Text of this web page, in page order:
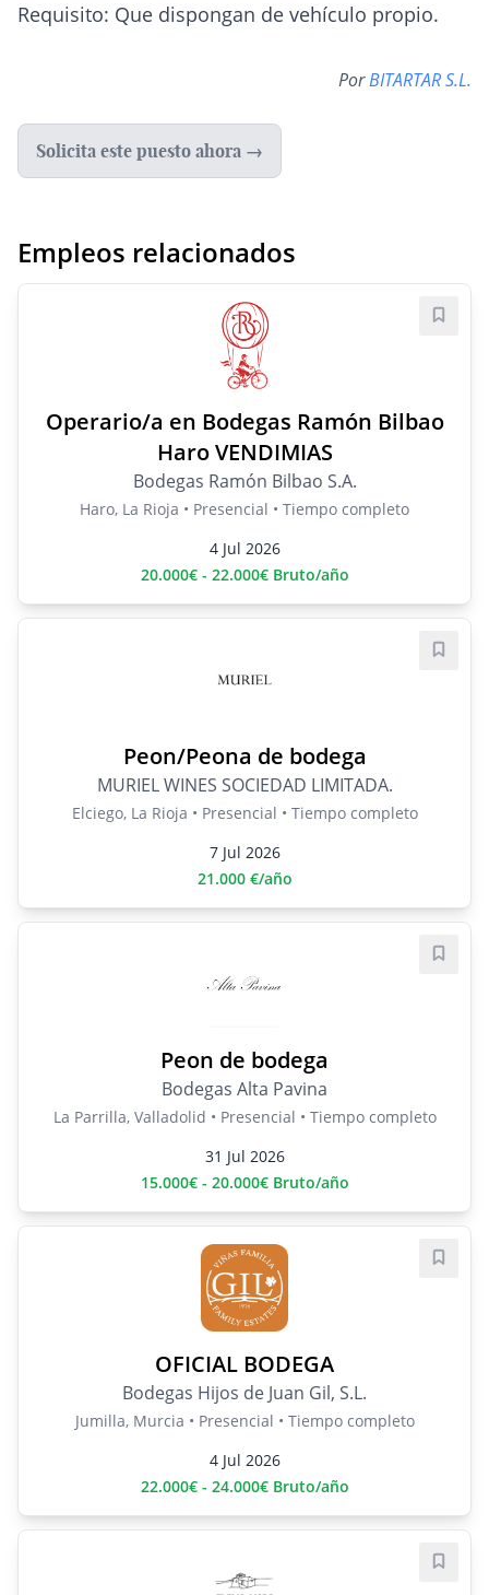
Requisito: Que dispongan de vehículo propio.
PorBITARTAR S.L.
Solicita este puesto ahora →
Empleos relacionados
Operario/a en Bodegas Ramón Bilbao
Haro VENDIMIAS
Bodegas Ramón Bilbao S.A.
Haro, La Rioja • Presencial • Tiempo completo
4 Jul 2026
20.000€ - 22.000€ Bruto/año
Peon/Peona de bodega
MURIEL WINES SOCIEDAD LIMITADA.
Elciego, La Rioja • Presencial • Tiempo completo
7 Jul 2026
21.000 €/año
Peon de bodega
Bodegas Alta Pavina
La Parrilla, Valladolid • Presencial • Tiempo completo
31 Jul 2026
15.000€ - 20.000€ Bruto/año
OFICIAL BODEGA
Bodegas Hijos de Juan Gil, S.L.
Jumilla, Murcia • Presencial • Tiempo completo
4 Jul 2026
22.000€ - 24.000€ Bruto/año